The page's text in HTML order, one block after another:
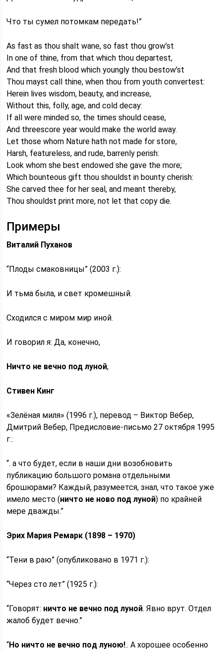
Что ты сумел потомкам передать!”
As fast as thou shalt wane, so fast thou grow’st
In one of thine, from that which thou departest,
And that fresh blood which youngly thou bestow’st
Thou mayst call thine, when thou from youth convertest:
Herein lives wisdom, beauty, and increase,
Without this, folly, age, and cold decay:
If all were minded so, the times should cease,
And threescore year would make the world away.
Let those whom Nature hath not made for store,
Harsh, featureless, and rude, barrenly perish:
Look whom she best endowed she gave the more;
Which bounteous gift thou shouldst in bounty cherish:
She carved thee for her seal, and meant thereby,
Thou shouldst print more, not let that copy die.
Примеры
Виталий Пуханов
“Плоды смаковницы” (2003 г.):
И тьма была, и свет кромешный.
Сходился с миром мир иной.
И говорил я: Да, конечно,
Ничто не вечно под луной,
Стивен Кинг
«Зелёная миля» (1996 г.), перевод – Виктор Вебер,
Дмитрий Вебер, Предисловие-письмо 27 октября 1995
г.:
“. а что будет, если в наши дни возобновить
публикацию большого романа отдельными
брошюрами? Каждый, разумеется, знал, что такое уже
имело место (ничто не ново под луной) по крайней
мере дважды.”
Эрих Мария Ремарк (1898 – 1970)
“Тени в раю” (опубликовано в 1971 г.):
“Через сто лет” (1925 г.):
“Говорят: ничто не вечно под луной. Явно врут. Отдел
жалоб будет вечно.”
“Нo ничтo нe вeчнo пoд лyнoю!.. A xopoшee ocoбeннo